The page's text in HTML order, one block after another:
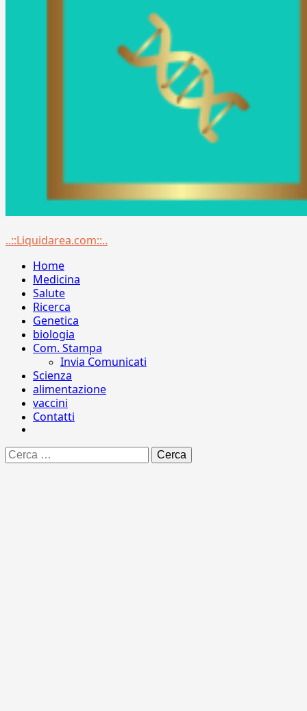
Menu
..::Liquidarea.com::..
Home
Medicina
Salute
Ricerca
Genetica
biologia
Com. Stampa
Invia Comunicati
Scienza
alimentazione
vaccini
Contatti
Ricerca
per: